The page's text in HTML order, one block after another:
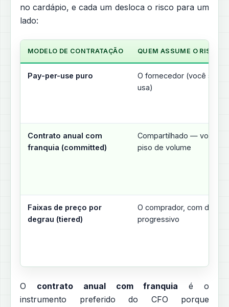
no cardápio, e cada um desloca o risco para um
lado:
MODELO DE CONTRATAÇÃO QUEM ASSUME O RISCO
Pay-per-use puro
O fornecedor (você só
usa)
Contrato anual com
franquia (committed)
Compartilhado — você
piso de volume
Faixas de preço por
degrau (tiered)
O comprador, com
progressivo
O contrato anual com franquia é o
instrumento preferido do CFO porque